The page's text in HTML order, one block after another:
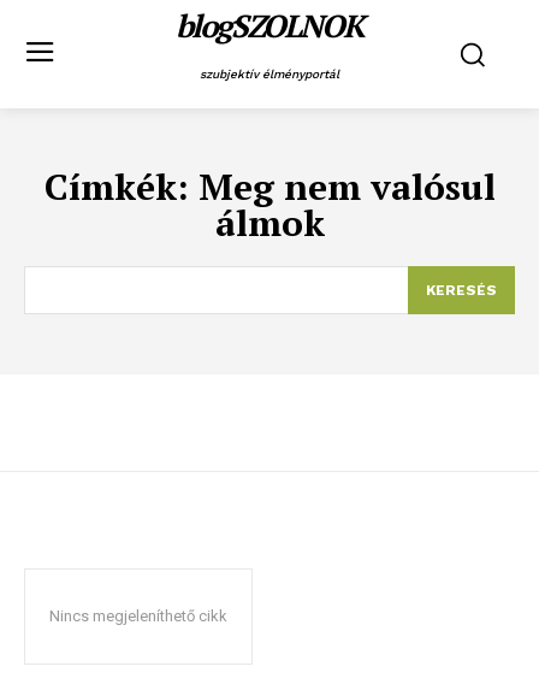
blogSZOLNOK
szubjektív élményportál
Címkék: Meg nem valósul
álmok
KERESÉS
Nincs megjeleníthető cikk